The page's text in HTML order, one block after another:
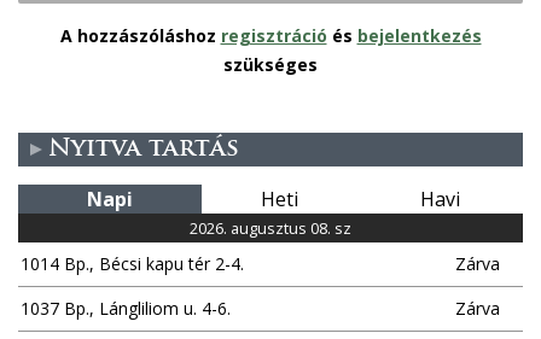
A hozzászóláshoz regisztráció és bejelentkezés
szükséges
Nyitva tartás
Napi Heti Havi
2026. augusztus 08. sz
1014 Bp., Bécsi kapu tér 2-4.
Zárva
1037 Bp., Lángliliom u. 4-6.
Zárva